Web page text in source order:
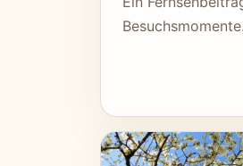
Besuchsmomente.